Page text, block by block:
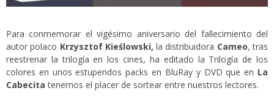
Para conmemorar el vigésimo aniversario del fallecimiento del
autor polaco Krzysztof Kieślowski,la distribuidora Cameo, tras
reestrenar la trilogía en los cines, ha editado la Trilogía de los
colores en unos estupendos packs en BluRay y DVD que en La
Cabecitatenemos el placer de sortear entre nuestros lectores.